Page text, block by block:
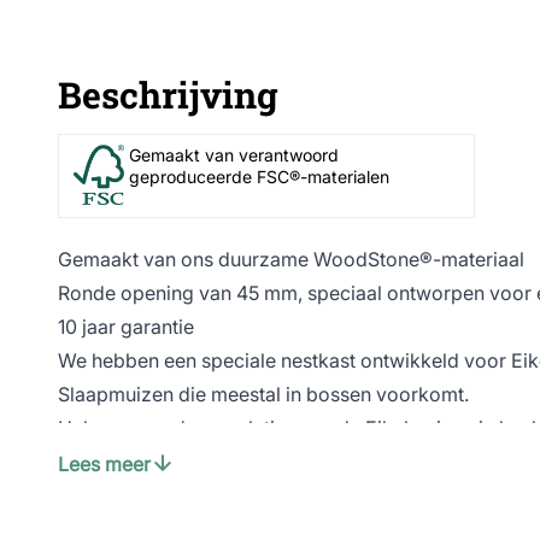
Beschrijving
Gemaakt van verantwoord
geproduceerde FSC®-materialen
Gemaakt van ons duurzame WoodStone®-materiaal
Ronde opening van 45 mm, speciaal ontworpen voor
10 jaar garantie
We hebben een speciale nestkast ontwikkeld voor
Slaapmuizen die meestal in bossen voorkomt.
Helaas gaan de populaties van de Eikelmuizen in
het verlies van oude bossen en veranderingen in
Lees meer